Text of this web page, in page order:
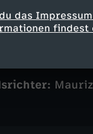
das
findest
Gakpo -
Ronald